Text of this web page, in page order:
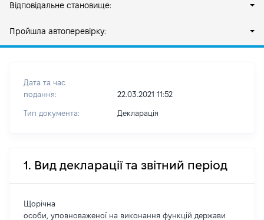
Відповідальне становище:
Пройшла автоперевірку:
Дата та час
подання:
22.03.2021 11:52
Тип документа: Декларація
1. Вид декларації та звітний період
Щорічна
особи, уповноваженої на виконання функцій держави